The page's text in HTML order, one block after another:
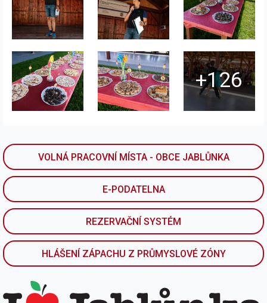
VOLNÁ PRACOVNÍ MÍSTA - OBCE JABLŮNKA
E-PODATELNA
REZERVAČNÍ SYSTÉM
HLÁŠENÍ ZÁPACHU Z PRŮMYSLOVÉ ZÓNY
+126